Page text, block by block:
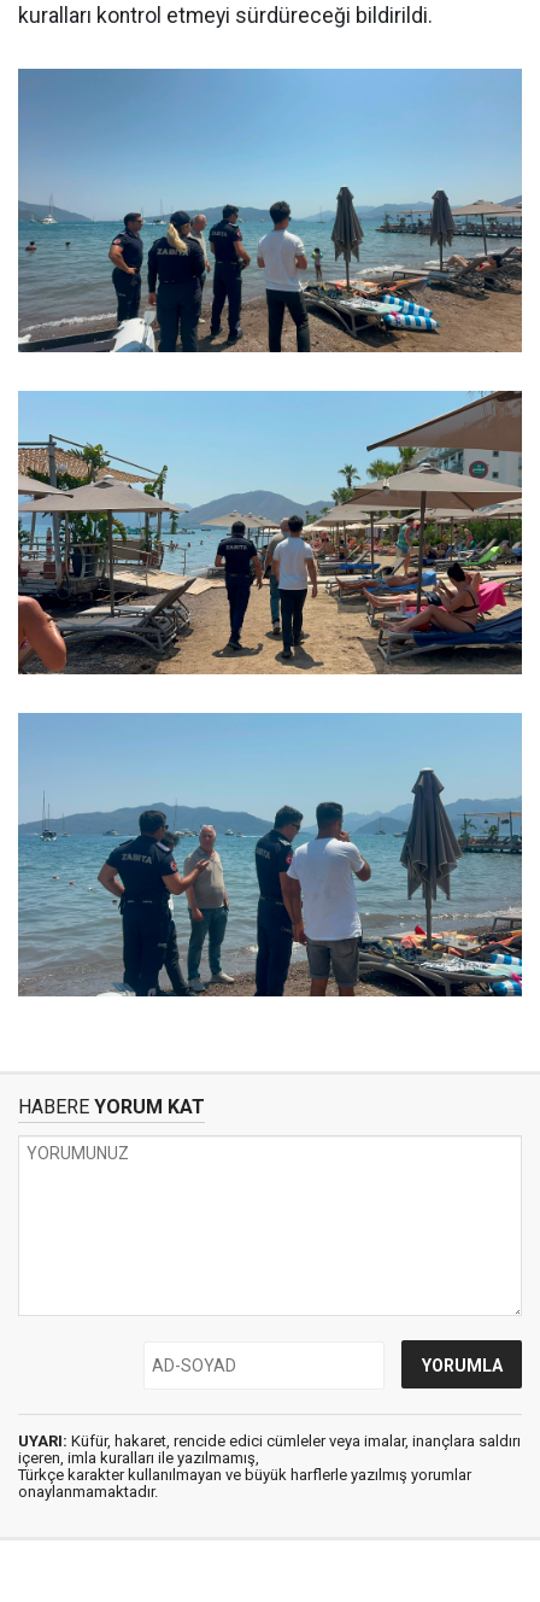
kuralları kontrol etmeyi sürdüreceği bildirildi.
HABERE YORUM KAT
UYARI: Küfür, hakaret, rencide edici cümleler veya imalar, inançlara saldırı
içeren, imla kuralları ile yazılmamış,
Türkçe karakter kullanılmayan ve büyük harflerle yazılmış yorumlar
onaylanmamaktadır.